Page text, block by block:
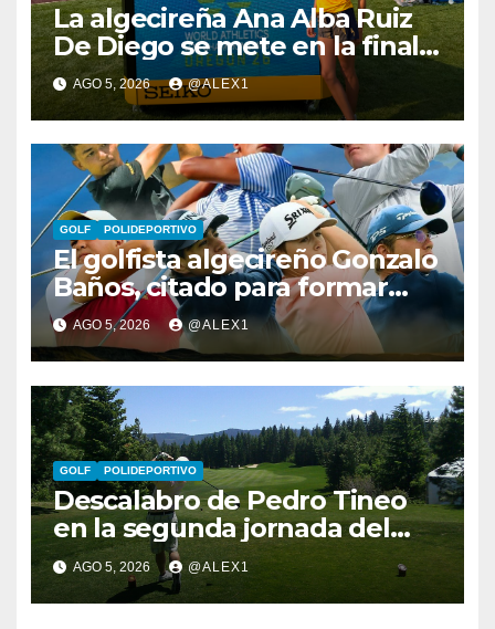
La algecireña Ana Alba Ruiz
De Diego se mete en la final
del Mundial Sub-20 con el
Relevo Mixto de 4×400
AGO 5, 2026 @ALEX1
GOLF POLIDEPORTIVO
El golfista algecireño Gonzalo
Baños, citado para formar
parte del equipo europeo en
el Jacques Léglise Trophy
AGO 5, 2026 @ALEX1
GOLF POLIDEPORTIVO
Descalabro de Pedro Tineo
en la segunda jornada del
Reid Trophy y Marcos
Ledesma pasa el corte por
‘los pelos’
AGO 5, 2026 @ALEX1